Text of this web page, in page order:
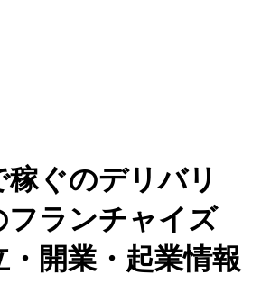
稼ぐのデリバリ
フランチャイズ
開業・起業情報